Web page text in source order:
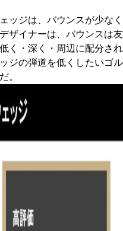
ッジは、バウンスが少なく
ザイナーは、バウンスは友
く・深く・周辺に配分され
ジの弾道を低くしたいゴル
。